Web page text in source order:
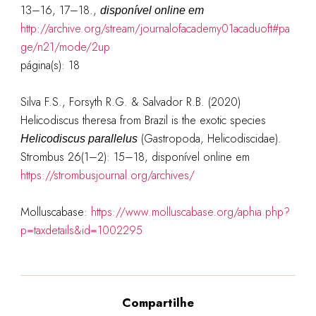
13–16, 17–18., disponível online em
http://archive.org/stream/journalofacademy01acaduoft#pa
ge/n21/mode/2up
página(s): 18
Silva F.S., Forsyth R.G. & Salvador R.B. (2020)
Helicodiscus theresa from Brazil is the exotic species
Helicodiscus parallelus(Gastropoda, Helicodiscidae).
Strombus 26(1–2): 15–18, disponível online em
https://strombusjournal.org/archives/
Molluscabase: https://www.molluscabase.org/aphia.php?
p=taxdetails&id=1002295
Compartilhe